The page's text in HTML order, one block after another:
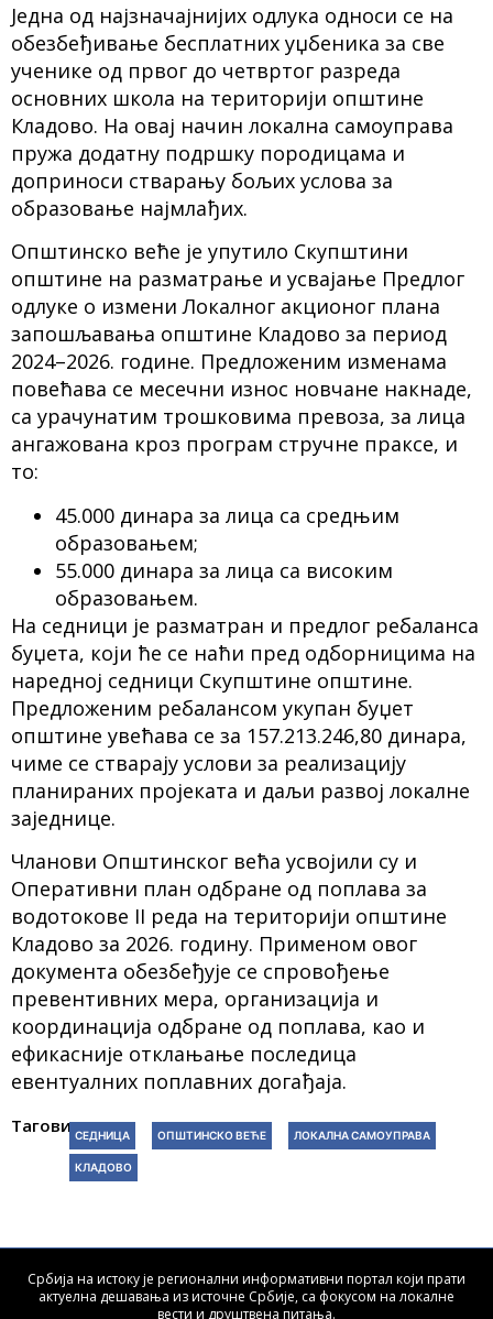
Једна од најзначајнијих одлука односи се на
обезбеђивање бесплатних уџбеника за све
ученике од првог до четвртог разреда
основних школа на територији општине
Кладово. На овај начин локална самоуправа
пружа додатну подршку породицама и
доприноси стварању бољих услова за
образовање најмлађих.
Општинско веће је упутило Скупштини
општине на разматрање и усвајање Предлог
одлуке о измени Локалног акционог плана
запошљавања општине Кладово за период
2024–2026. године. Предложеним изменама
повећава се месечни износ новчане накнаде,
са урачунатим трошковима превоза, за лица
ангажована кроз програм стручне праксе, и
то:
45.000 динара за лица са средњим
образовањем;
55.000 динара за лица са високим
образовањем.
На седници је разматран и предлог ребаланса
буџета, који ће се наћи пред одборницима на
наредној седници Скупштине општине.
Предложеним ребалансом укупан буџет
општине увећава се за 157.213.246,80 динара,
чиме се стварају услови за реализацију
планираних пројеката и даљи развој локалне
заједнице.
Чланови Општинског већа усвојили су и
Оперативни план одбране од поплава за
водотокове II реда на територији општине
Кладово за 2026. годину. Применом овог
документа обезбеђује се спровођење
превентивних мера, организација и
координација одбране од поплава, као и
ефикасније отклањање последица
евентуалних поплавних догађаја.
Тагови:СЕДНИЦА ОПШТИНСКО ВЕЋЕ ЛОКАЛНА САМОУПРАВА
КЛАДОВО
Србија на истоку је регионални информативни портал који прати
актуелна дешавања из источне Србије, са фокусом на локалне
вести и друштвена питања.